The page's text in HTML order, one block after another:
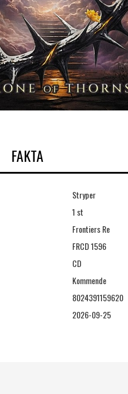
FAKTA
Stryper
1 st
Frontiers Re
FRCD 1596
CD
Kommende
8024391159620
2026-09-25